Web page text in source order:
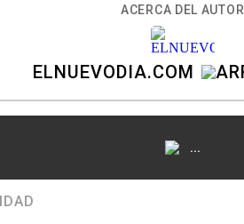
ACERCA DEL AUTOR
ELNUEVODIA.COM
...